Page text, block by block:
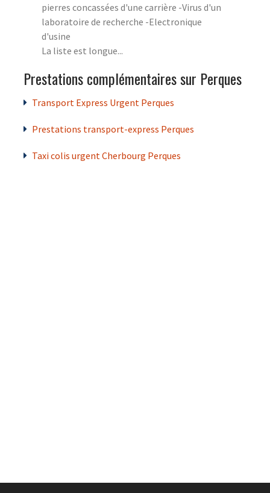
pierres concassées d'une carrière -Virus d'un
laboratoire de recherche -Electronique
d'usine
La liste est longue...
Prestations complémentaires sur Perques
Transport Express Urgent Perques
Prestations transport-express Perques
Taxi colis urgent Cherbourg Perques